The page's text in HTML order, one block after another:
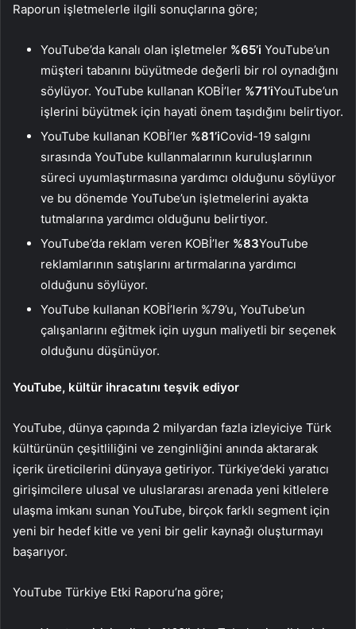
Raporun işletmelerle ilgili sonuçlarına göre;
YouTube’da kanalı olan işletmeler %65’i YouTube’un
müşteri tabanını büyütmede değerli bir rol oynadığını
söylüyor. YouTube kullanan KOBİ’ler %71’iYouTube’un
işlerini büyütmek için hayati önem taşıdığını belirtiyor.
YouTube kullanan KOBİ’ler %81’iCovid-19 salgını
sırasında YouTube kullanmalarının kuruluşlarının
süreci uyumlaştırmasına yardımcı olduğunu söylüyor
ve bu dönemde YouTube’un işletmelerini ayakta
tutmalarına yardımcı olduğunu belirtiyor.
YouTube’da reklam veren KOBİ’ler %83YouTube
reklamlarının satışlarını artırmalarına yardımcı
olduğunu söylüyor.
YouTube kullanan KOBİ’lerin %79’u, YouTube’un
çalışanlarını eğitmek için uygun maliyetli bir seçenek
olduğunu düşünüyor.
YouTube, kültür ihracatını teşvik ediyor
YouTube, dünya çapında 2 milyardan fazla izleyiciye Türk
kültürünün çeşitliliğini ve zenginliğini anında aktararak
içerik üreticilerini dünyaya getiriyor. Türkiye’deki yaratıcı
girişimcilere ulusal ve uluslararası arenada yeni kitlelere
ulaşma imkanı sunan YouTube, birçok farklı segment için
yeni bir hedef kitle ve yeni bir gelir kaynağı oluşturmayı
başarıyor.
YouTube Türkiye Etki Raporu’na göre;